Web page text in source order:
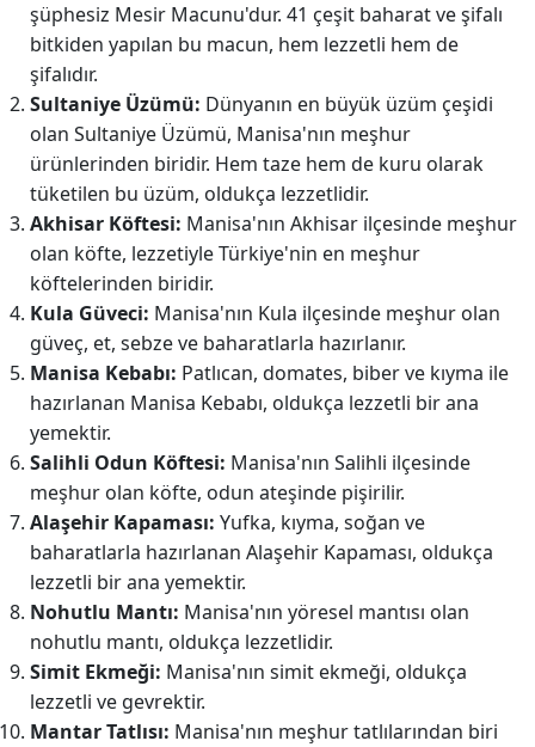
şüphesiz Mesir Macunu'dur. 41 çeşit baharat ve şifalı
bitkiden yapılan bu macun, hem lezzetli hem de
şifalıdır.
Sultaniye Üzümü: Dünyanın en büyük üzüm çeşidi
olan Sultaniye Üzümü, Manisa'nın meşhur
ürünlerinden biridir. Hem taze hem de kuru olarak
tüketilen bu üzüm, oldukça lezzetlidir.
Akhisar Köftesi: Manisa'nın Akhisar ilçesinde meşhur
olan köfte, lezzetiyle Türkiye'nin en meşhur
köftelerinden biridir.
Kula Güveci: Manisa'nın Kula ilçesinde meşhur olan
güveç, et, sebze ve baharatlarla hazırlanır.
Manisa Kebabı: Patlıcan, domates, biber ve kıyma ile
hazırlanan Manisa Kebabı, oldukça lezzetli bir ana
yemektir.
Salihli Odun Köftesi: Manisa'nın Salihli ilçesinde
meşhur olan köfte, odun ateşinde pişirilir.
Alaşehir Kapaması: Yufka, kıyma, soğan ve
baharatlarla hazırlanan Alaşehir Kapaması, oldukça
lezzetli bir ana yemektir.
Nohutlu Mantı: Manisa'nın yöresel mantısı olan
nohutlu mantı, oldukça lezzetlidir.
Simit Ekmeği: Manisa'nın simit ekmeği, oldukça
lezzetli ve gevrektir.
Mantar Tatlısı: Manisa'nın meşhur tatlılarından biri